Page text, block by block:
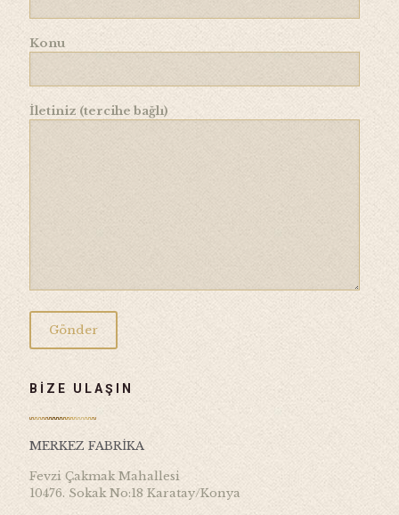
Konu
İletiniz (tercihe bağlı)
BİZE ULAŞIN
MERKEZ FABRİKA
Fevzi Çakmak Mahallesi
10476. Sokak No:18 Karatay/Konya